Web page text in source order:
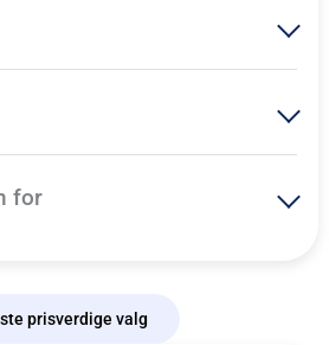
for
prisverdige valg